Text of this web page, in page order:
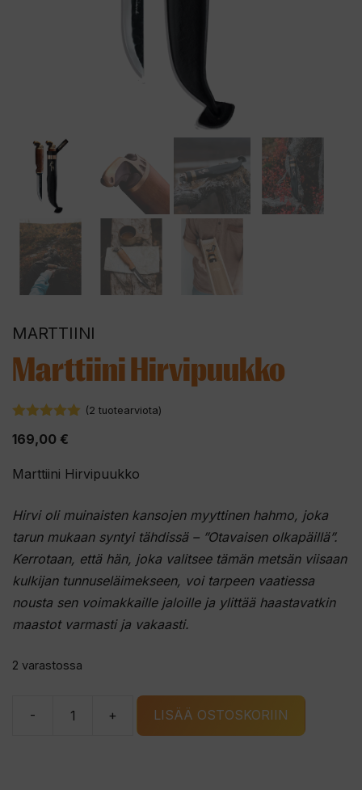
MARTTIINI
Marttiini Hirvipuukko
(2 tuotearviota)
169,00 €
Marttiini Hirvipuukko
Hirvi oli muinaisten kansojen myyttinen hahmo, joka
tarun mukaan syntyi tähdissä – ”Otavaisen olkapäillä”.
Kerrotaan, että hän, joka valitsee tämän metsän viisaan
kulkijan tunnuseläimekseen, voi tarpeen vaatiessa
nousta sen voimakkaille jaloille ja ylittää haastavatkin
maastot varmasti ja vakaasti.
2 varastossa
-
Marttiini
+ LISÄÄ OSTOSKORIIN